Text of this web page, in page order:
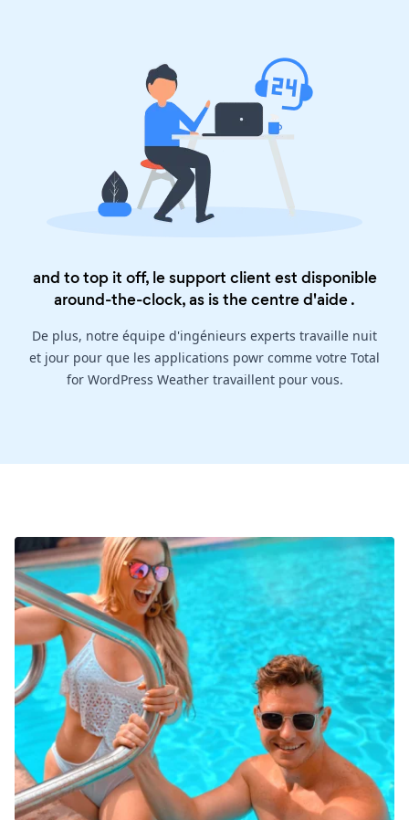
and to top it off, le support client est disponible
around-the-clock, as is thecentre d'aide.
De plus, notre équipe d'ingénieurs experts travaille nuit
et jour pour que les applications powr comme votre Total
for WordPress Weather travaillent pour vous.